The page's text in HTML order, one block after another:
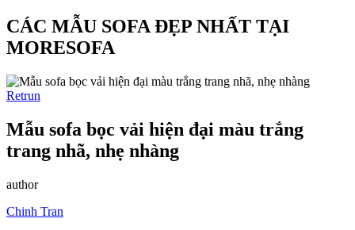
CÁC MẪU SOFA ĐẸP NHẤT TẠI
MORESOFA
Retrun
Mẫu sofa bọc vải hiện đại màu trắng
trang nhã, nhẹ nhàng
author
Chinh Tran